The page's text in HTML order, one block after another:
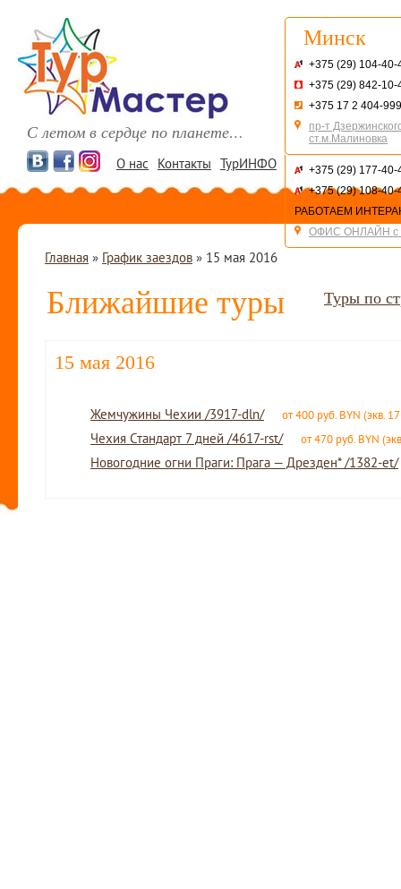
С летом в сердце по планете…
Минск
+375 (29) 104-40-
+375 (29) 842-10-
+375 17 2 404-999
пр-т
ст.м.Малиновка
+375 (29) 177-40-
+375 (29) 108-40-
РАБОТАЕМ
ОФИС ОНЛАЙН с
О нас Контакты ТурИНФО
Главная » График заездов » 15 мая 2016
Ближайшие туры Туры по
15 мая 2016
Жемчужины Чехии /3917-dln/ от 400 руб. BYN (экв.
Чехия Стандарт 7 дней /4617-rst/ от 470 руб. BYN
Новогодние огни Праги: Прага — Дрезден* /1382-et/